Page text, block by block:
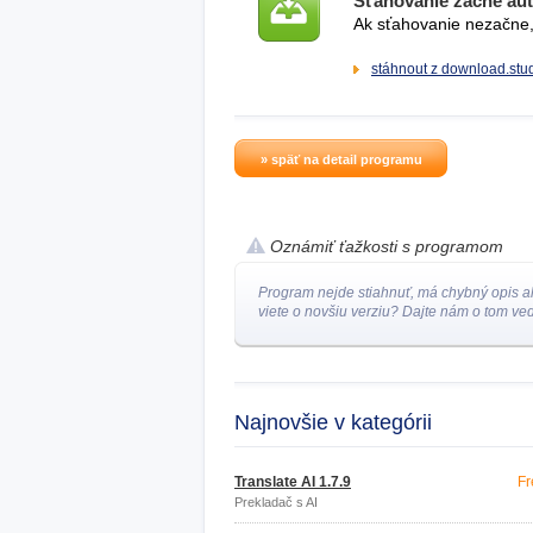
Ak sťahovanie
stáhnout z
» späť na detail programu
Oznámiť ťažkosti s programom
Program nejde stiahnuť, má chybný opis
viete o novšiu verziu? Dajte nám o tom
Najnovšie v kategórii
Translate AI 1.7.9
Prekladač s AI